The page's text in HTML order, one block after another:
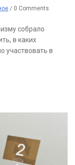
/ 0 Comments
собрало
в каких
участвовать в